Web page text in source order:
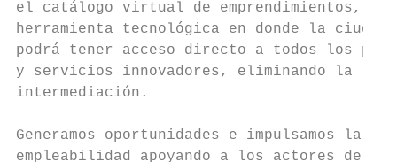
el catálogo virtual de emprendimientos,
herramienta tecnológica en donde la
podrá tener acceso directo a todos los
y servicios innovadores, eliminando la
intermediación.
Generamos oportunidades e impulsamos la
empleabilidad apoyando a los actores de la